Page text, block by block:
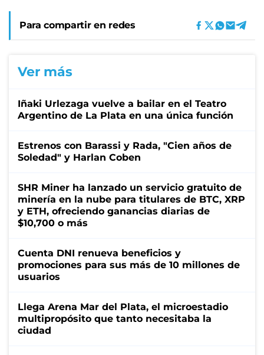
Para compartir en redes
Ver más
Iñaki Urlezaga vuelve a bailar en el Teatro
Argentino de La Plata en una única función
Estrenos con Barassi y Rada, "Cien años de
Soledad" y Harlan Coben
SHR Miner ha lanzado un servicio gratuito de
minería en la nube para titulares de BTC, XRP
y ETH, ofreciendo ganancias diarias de
$10,700 o más
Cuenta DNI renueva beneficios y
promociones para sus más de 10 millones de
usuarios
Llega Arena Mar del Plata, el microestadio
multipropósito que tanto necesitaba la
ciudad